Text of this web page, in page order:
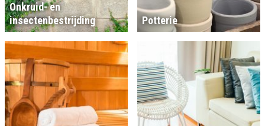
Onkruid- en
insectenbestrijding
Potterie